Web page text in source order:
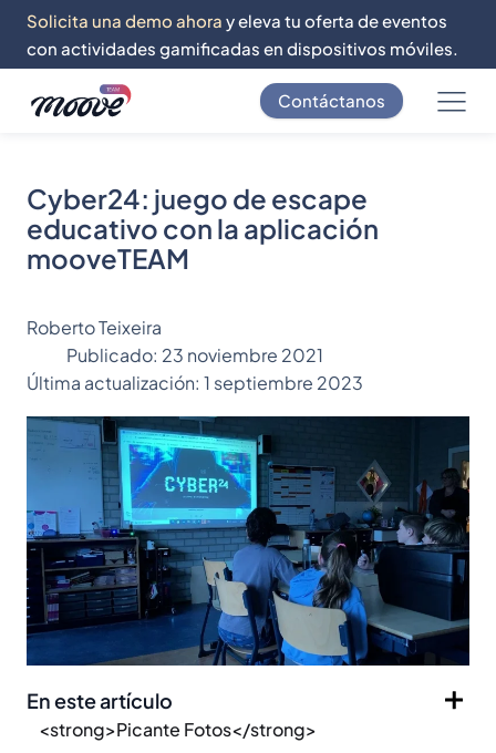
Solicita una demo ahora y eleva tu oferta de eventos
con actividades gamificadas en dispositivos móviles.
Contáctanos
Cyber24: juego de escape
educativo con la aplicación
mooveTEAM
Roberto Teixeira
Publicado: 23 noviembre 2021
Última actualización: 1 septiembre 2023
En este artículo
<strong>Picante Fotos</strong>